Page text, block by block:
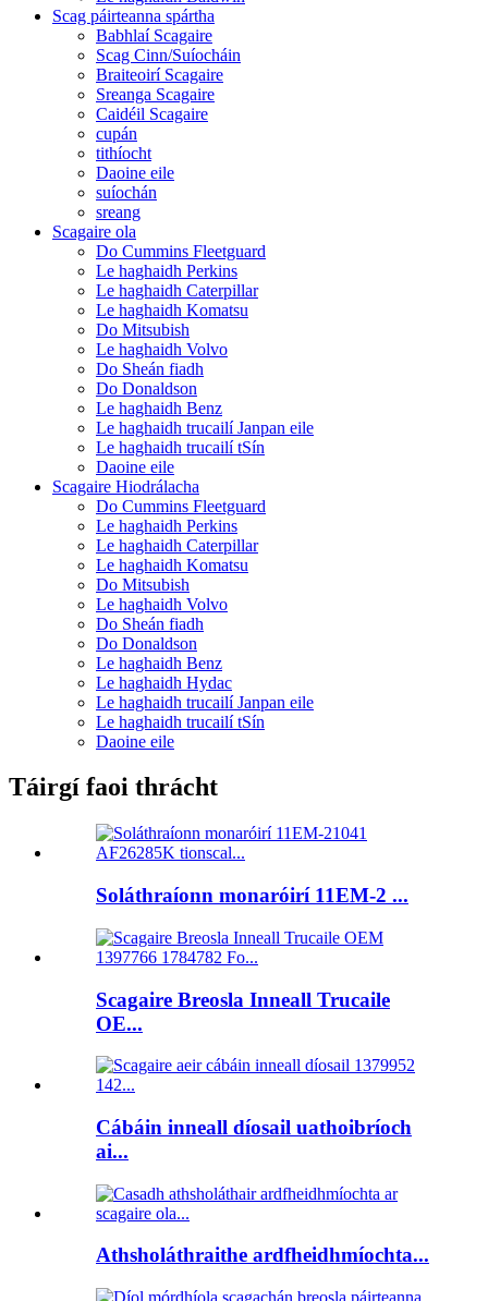
Scag páirteanna spártha
Babhlaí Scagaire
Scag Cinn/Suíocháin
Braiteoirí Scagaire
Sreanga Scagaire
Caidéil Scagaire
cupán
tithíocht
Daoine eile
suíochán
sreang
Scagaire ola
Do Cummins Fleetguard
Le haghaidh Perkins
Le haghaidh Caterpillar
Le haghaidh Komatsu
Do Mitsubish
Le haghaidh Volvo
Do Sheán fiadh
Do Donaldson
Le haghaidh Benz
Le haghaidh trucailí Janpan eile
Le haghaidh trucailí tSín
Daoine eile
Scagaire Hiodrálacha
Do Cummins Fleetguard
Le haghaidh Perkins
Le haghaidh Caterpillar
Le haghaidh Komatsu
Do Mitsubish
Le haghaidh Volvo
Do Sheán fiadh
Do Donaldson
Le haghaidh Benz
Le haghaidh Hydac
Le haghaidh trucailí Janpan eile
Le haghaidh trucailí tSín
Daoine eile
Táirgí faoi thrácht
Soláthraíonn monaróirí 11EM-2 ...
Scagaire Breosla Inneall Trucaile
OE...
Cábáin inneall díosail uathoibríoch
ai...
Athsholáthraithe ardfheidhmíochta...